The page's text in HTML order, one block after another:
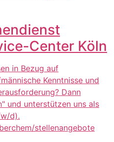
Center Köln
in Bezug auf
Kenntnisse und
Dann
und unterstützen uns als
d).
stellenangebote